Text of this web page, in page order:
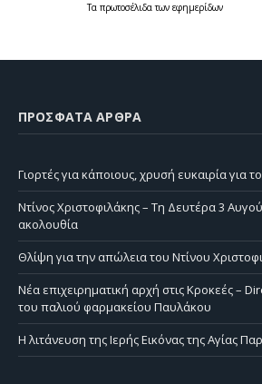
Τα πρωτοσέλιδατων εφημερίδων
ΠΡΌΣΦΑΤΑ ΆΡΘΡΑ
Γιορτές για κάποιους, χρυσή ευκαιρία για
Ντίνος Χριστοφιλάκης – Τη Δευτέρα 3
ακολουθία
Θλίψη για την απώλεια του Ντίνου
Νέα επιχειρηματική αρχή στις Κροκεές –
του παλιού φαρμακείου Παυλάκου
Η λιτάνευση της Ιερής Εικόνας της Αγίας